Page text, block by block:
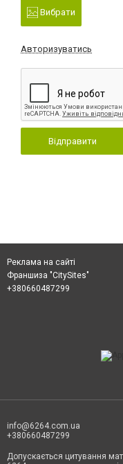
Вибрати
Авторизуватись
Відправити
Реклама на сайті
Франшиза "CitySites"
+380660487299
info@6264.com.ua
+380660487299
Допускається цитування